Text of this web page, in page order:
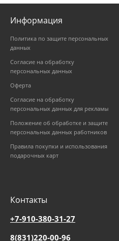
Информация
Политика по защите персональных
данных
Согласие на обработку
персональных данных
Оферта
Согласие на обработку
персональных данных для рекламы
Положение об обработке и защите
персональных данных работников
Правила покупки и использования
подарочных карт
Контакты
+7-910-380-31-27
8(831)220-00-96